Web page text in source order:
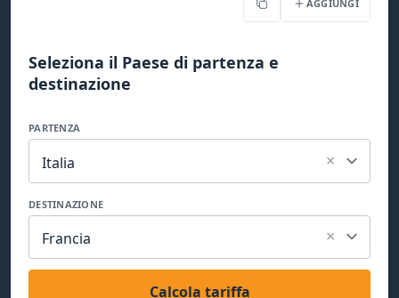
Copia AGGIUNGI
Seleziona il Paese di partenza e
destinazione
PARTENZA
Italia ×
DESTINAZIONE
Francia ×
Calcola tariffa